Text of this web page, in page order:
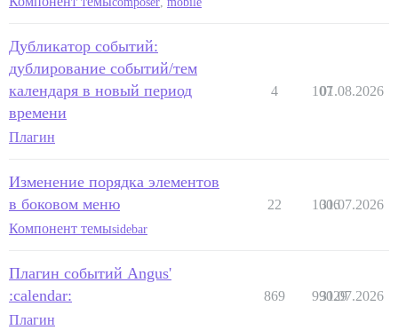
Дубликатор событий:
дублирование событий/тем
календаря в новый период
времени
Плагин
4 107
01.08.2026
Изменение порядка элементов
в боковом меню
Компонент темыsidebar
22 1006
31.07.2026
Плагин событий Angus'
:calendar:
Плагин
869 99029
31.07.2026